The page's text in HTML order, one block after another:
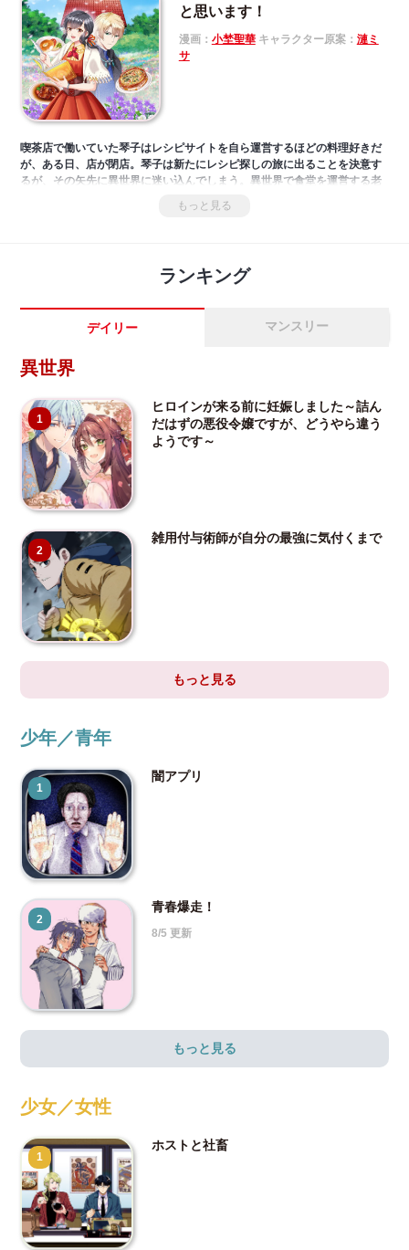
と思います！
漫画： 小埜聖華キャラクター原案： 漣ミ
サ
喫茶店で働いていた琴子はレシピサイトを自ら運営するほどの料理好きだ
が、ある日、店が閉店。琴子は新たにレシピ探しの旅に出ることを決意す
るが、その矢先に異世界に迷い込んでしまう。異世界で食堂を運営する老
婦人に拾われた琴子は店を手伝い、得意の料理で異世界に馴染んでいくこ
とに。そんな中、琴子は容姿端麗な騎士団長と出会い彼の悩みと想いを知
もっと見る
ランキング
デイリー マンスリー
異世界
1
ヒロインが来る前に妊娠しました～詰ん
だはずの悪役令嬢ですが、どうやら違う
ようです～
2
雑用付与術師が自分の最強に気付くまで
もっと見る
少年／青年
1
闇アプリ
2
青春爆走！
8/5 更新
もっと見る
少女／女性
1
ホストと社畜